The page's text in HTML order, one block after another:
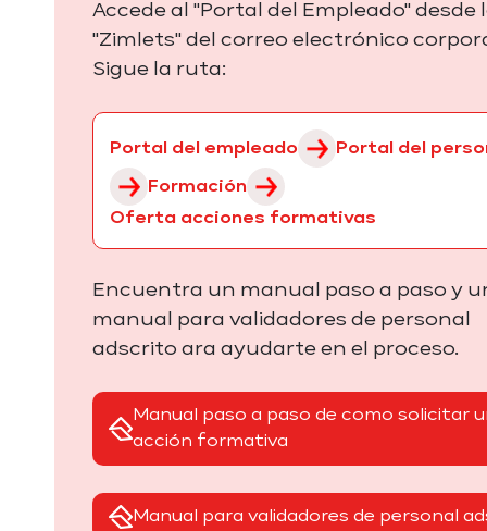
Accede al "Portal del Empleado" desde
"Zimlets" del correo electrónico
Sigue la ruta:
Portal del empleado Portal del
Formación
Oferta acciones formativas
Encuentra un manual paso a paso y
manual para validadores de personal
adscrito ara ayudarte en el proceso.
Manual paso a paso de como solicitar
acción formativa
Manual para validadores de personal